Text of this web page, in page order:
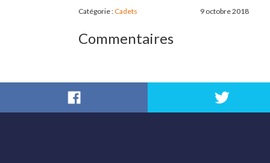
Catégorie :Cadets 9 octobre 2018
Commentaires